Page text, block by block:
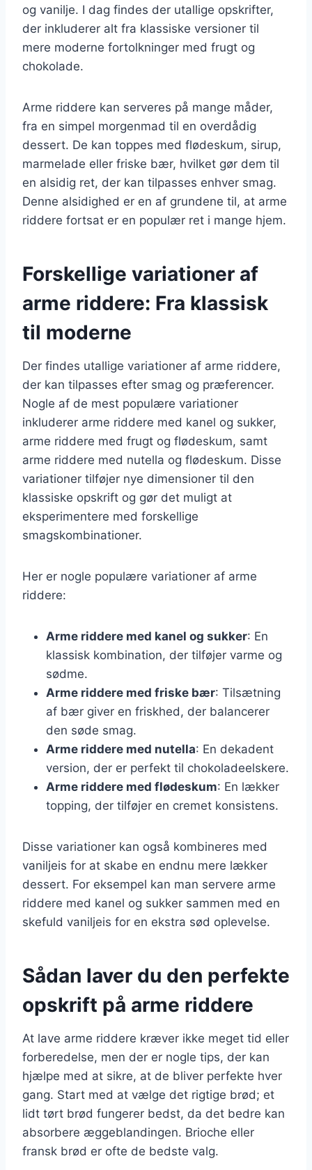
og vanilje. I dag findes der utallige opskrifter,
der inkluderer alt fra klassiske versioner til
mere moderne fortolkninger med frugt og
chokolade.
Arme riddere kan serveres på mange måder,
fra en simpel morgenmad til en overdådig
dessert. De kan toppes med flødeskum, sirup,
marmelade eller friske bær, hvilket gør dem til
en alsidig ret, der kan tilpasses enhver smag.
Denne alsidighed er en af grundene til, at arme
riddere fortsat er en populær ret i mange hjem.
Forskellige variationer af
arme riddere: Fra klassisk
til moderne
Der findes utallige variationer af arme riddere,
der kan tilpasses efter smag og præferencer.
Nogle af de mest populære variationer
inkluderer arme riddere med kanel og sukker,
arme riddere med frugt og flødeskum, samt
arme riddere med nutella og flødeskum. Disse
variationer tilføjer nye dimensioner til den
klassiske opskrift og gør det muligt at
eksperimentere med forskellige
smagskombinationer.
Her er nogle populære variationer af arme
riddere:
Arme riddere med kanel og sukker: En
klassisk kombination, der tilføjer varme og
sødme.
Arme riddere med friske bær: Tilsætning
af bær giver en friskhed, der balancerer
den søde smag.
Arme riddere med nutella: En dekadent
version, der er perfekt til chokoladeelskere.
Arme riddere med flødeskum: En lækker
topping, der tilføjer en cremet konsistens.
Disse variationer kan også kombineres med
vaniljeis for at skabe en endnu mere lækker
dessert. For eksempel kan man servere arme
riddere med kanel og sukker sammen med en
skefuld vaniljeis for en ekstra sød oplevelse.
Sådan laver du den perfekte
opskrift på arme riddere
At lave arme riddere kræver ikke meget tid eller
forberedelse, men der er nogle tips, der kan
hjælpe med at sikre, at de bliver perfekte hver
gang. Start med at vælge det rigtige brød; et
lidt tørt brød fungerer bedst, da det bedre kan
absorbere æggeblandingen. Brioche eller
fransk brød er ofte de bedste valg.